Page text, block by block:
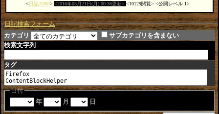
日記:3393 2016年03月21日(月) 00:36更新 10129閲覧 公開レベル 1
日記検索フォーム
カテゴリ
サブカテゴリを含まない
検索文字列
タグ
日付
年
月 日